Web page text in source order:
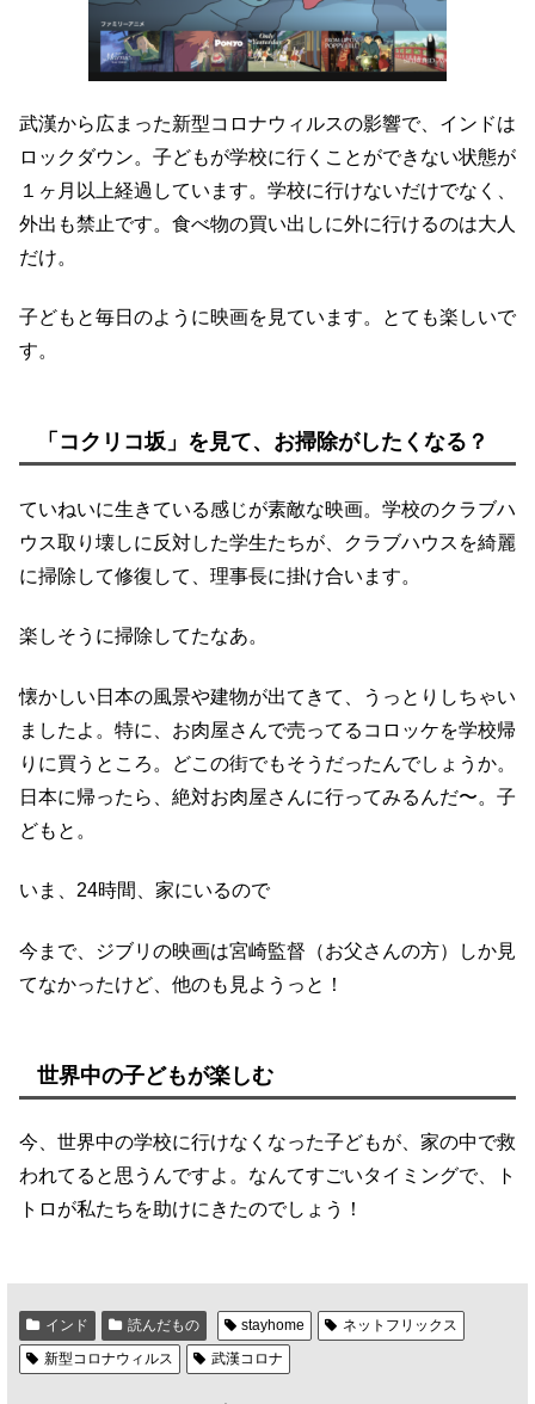
武漢から広まった新型コロナウィルスの影響で、インドは
ロックダウン。子どもが学校に行くことができない状態が
１ヶ月以上経過しています。学校に行けないだけでなく、
外出も禁止です。食べ物の買い出しに外に行けるのは大人
だけ。
子どもと毎日のように映画を見ています。とても楽しいで
す。
「コクリコ坂」を見て、お掃除がしたくなる？
ていねいに生きている感じが素敵な映画。学校のクラブハ
ウス取り壊しに反対した学生たちが、クラブハウスを綺麗
に掃除して修復して、理事長に掛け合います。
楽しそうに掃除してたなあ。
懐かしい日本の風景や建物が出てきて、うっとりしちゃい
ましたよ。特に、お肉屋さんで売ってるコロッケを学校帰
りに買うところ。どこの街でもそうだったんでしょうか。
日本に帰ったら、絶対お肉屋さんに行ってみるんだ〜。子
どもと。
いま、24時間、家にいるので
今まで、ジブリの映画は宮崎監督（お父さんの方）しか見
てなかったけど、他のも見ようっと！
世界中の子どもが楽しむ
今、世界中の学校に行けなくなった子どもが、家の中で救
われてると思うんですよ。なんてすごいタイミングで、ト
トロが私たちを助けにきたのでしょう！
インド 読んだもの stayhome
ネットフリックス
新型コロナウィルス
武漢コロナ